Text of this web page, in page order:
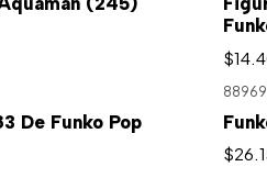
De Funko Pop